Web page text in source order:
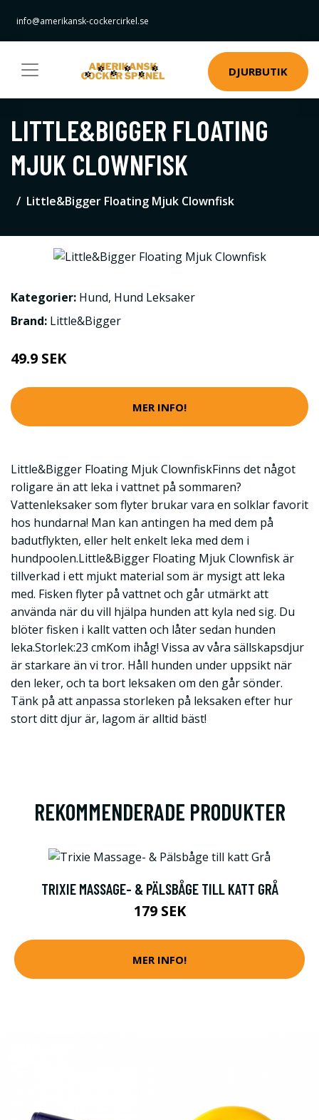
info@amerikansk-cockercirkel.se
DJURBUTIK
LITTLE&BIGGER FLOATING
MJUK CLOWNFISK
Little&Bigger Floating Mjuk Clownfisk
Kategorier: Hund, Hund Leksaker
Brand: Little&Bigger
49.9 SEK
MER INFO!
Little&Bigger Floating Mjuk ClownfiskFinns det något
roligare än att leka i vattnet på sommaren?
Vattenleksaker som flyter brukar vara en solklar favorit
hos hundarna! Man kan antingen ha med dem på
badutflykten, eller helt enkelt leka med dem i
hundpoolen.Little&Bigger Floating Mjuk Clownfisk är
tillverkad i ett mjukt material som är mysigt att leka
med. Fisken flyter på vattnet och går utmärkt att
använda när du vill hjälpa hunden att kyla ned sig. Du
blöter fisken i kallt vatten och låter sedan hunden
leka.Storlek:23 cmKom ihåg! Vissa av våra sällskapsdjur
är starkare än vi tror. Håll hunden under uppsikt när
den leker, och ta bort leksaken om den går sönder.
Tänk på att anpassa storleken på leksaken efter hur
stort ditt djur är, lagom är alltid bäst!
REKOMMENDERADE PRODUKTER
TRIXIE MASSAGE- & PÄLSBÅGE TILL KATT GRÅ
179 SEK
MER INFO!